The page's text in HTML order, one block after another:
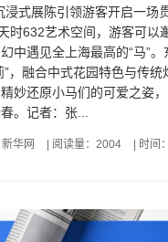
浸式展陈引领游客开启一场
时632艺术空间，游客可以邂
中遇见全上海最高的“马”
”，融合中式花园特色与传
妙还原小马们的可爱之姿
。记者：张...
华网 阅读量：2004 时间